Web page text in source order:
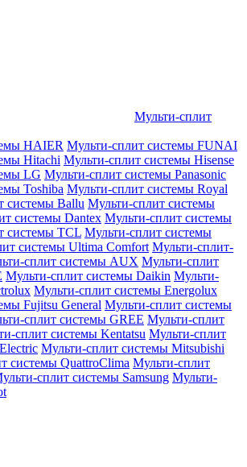
Мульти-сплит
HAIER Мульти-сплит системы FUNAI
Hitachi Мульти-сплит системы Hisense
LG Мульти-сплит системы Panasonic
Toshiba Мульти-сплит системы Royal
системы Ballu Мульти-сплит системы
системы Dantex Мульти-сплит системы
системы TCL Мульти-сплит системы
системы Ultima Comfort Мульти-сплит-
сплит системы AUX Мульти-сплит
Мульти-сплит системы Daikin Мульти-
Мульти-сплит системы Energolux
Fujitsu General Мульти-сплит системы
сплит системы GREE Мульти-сплит
сплит системы Kentatsu Мульти-сплит
Мульти-сплит системы Mitsubishi
системы QuattroClima Мульти-сплит
сплит системы Samsung Мульти-